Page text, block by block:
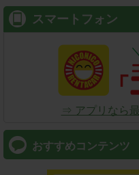
スマートフォン
⇒ アプリなら
おすすめコンテンツ